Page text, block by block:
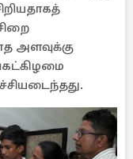
அளவுக்கு